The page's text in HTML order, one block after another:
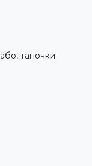
тапочки